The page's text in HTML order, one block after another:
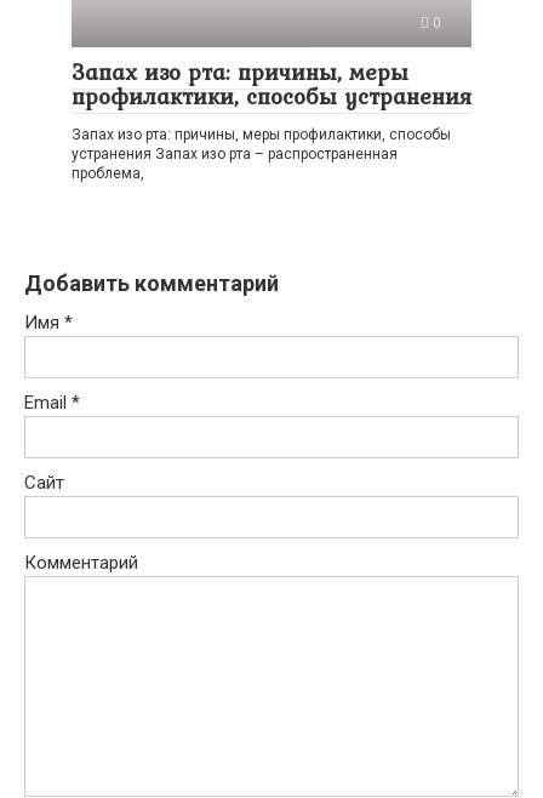
0
Запах изо рта: причины, меры
профилактики, способы устранения
Запах изо рта: причины, меры профилактики, способы
устранения Запах изо рта – распространенная
проблема,
Добавить комментарий
Имя *
Email *
Сайт
Комментарий